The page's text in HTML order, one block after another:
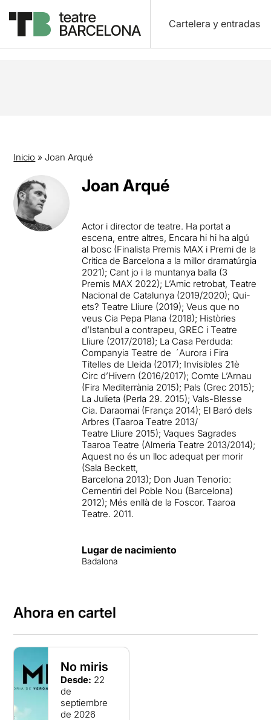
Cartelera y entradas
Inicio » Joan Arqué
Joan Arqué
Actor i director de teatre. Ha portat a
escena, entre altres, Encara hi hi ha algú
al bosc (Finalista Premis MAX i Premi de la
Crítica de Barcelona a la millor dramatúrgia
2021); Cant jo i la muntanya balla (3
Premis MAX 2022); L’Amic retrobat, Teatre
Nacional de Catalunya (2019/2020); Qui-
ets? Teatre Lliure (2019); Veus que no
veus Cia Pepa Plana (2018); Històries
d’Istanbul a contrapeu, GREC i Teatre
Lliure (2017/2018); La Casa Perduda:
Companyia Teatre de ´Aurora i Fira
Titelles de Lleida (2017); Invisibles 21è
Circ d’Hivern (2016/2017); Comte L’Arnau
(Fira Mediterrània 2015); Pals (Grec 2015);
La Julieta (Perla 29. 2015); Vals-Blesse
Cia. Daraomai (França 2014); El Baró dels
Arbres (Taaroa Teatre 2013/
Teatre Lliure 2015); Vaques Sagrades
Taaroa Teatre (Almeria Teatre 2013/2014);
Aquest no és un lloc adequat per morir
(Sala Beckett,
Barcelona 2013); Don Juan Tenorio:
Cementiri del Poble Nou (Barcelona)
2012); Més enllà de la Foscor. Taaroa
Teatre. 2011.
Lugar de nacimiento
Badalona
Ahora en cartel
No miris
Desde: 22
de
septiembre
de 2026